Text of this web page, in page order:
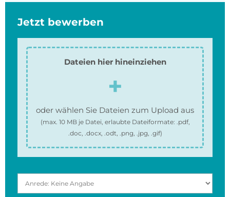
Jetzt bewerben
Dateien hier hineinziehen
oder wählen Sie Dateien zum Upload aus
(max. 10 MBje Datei, erlaubte Dateiformate: .pdf,
.doc, .docx, .odt, .png, .jpg, .gif)